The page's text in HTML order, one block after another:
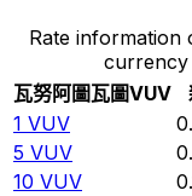
Rate information
currency
瓦努阿圖瓦圖VUV
1 VUV
5 VUV
10 VUV